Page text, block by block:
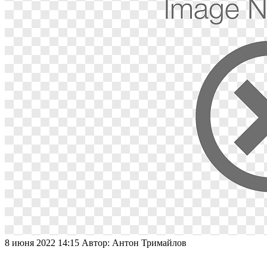
8 июня 2022 14:15 Автор: Антон Тримайлов